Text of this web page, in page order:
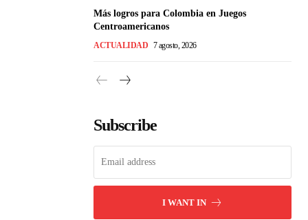
Más logros para Colombia en Juegos
Centroamericanos
ACTUALIDAD 7 agosto, 2026
Subscribe
I WANT IN